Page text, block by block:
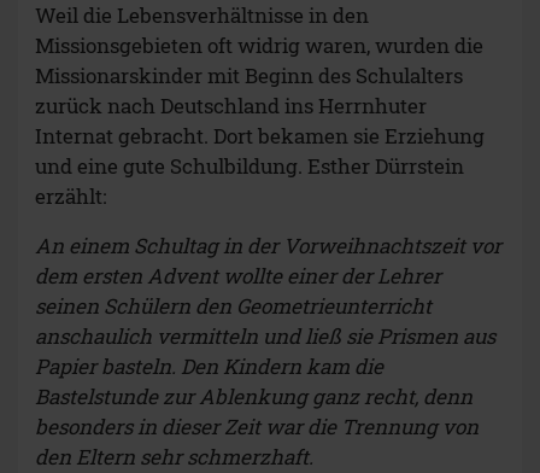
Weil die Lebensverhältnisse in den
Missionsgebieten oft widrig waren, wurden die
Missionarskinder mit Beginn des Schulalters
zurück nach Deutschland ins Herrnhuter
Internat gebracht. Dort bekamen sie Erziehung
und eine gute Schulbildung. Esther Dürrstein
erzählt:
An einem Schultag in der Vorweihnachtszeit vor
dem ersten Advent wollte einer der Lehrer
seinen Schülern den Geometrieunterricht
anschaulich vermitteln und ließ sie Prismen aus
Papier basteln. Den Kindern kam die
Bastelstunde zur Ablenkung ganz recht, denn
besonders in dieser Zeit war die Trennung von
den Eltern sehr schmerzhaft.